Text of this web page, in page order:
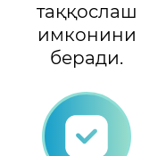
таққослаш
имконини
беради.